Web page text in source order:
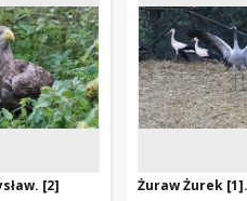
[2] Żuraw Żurek [1].